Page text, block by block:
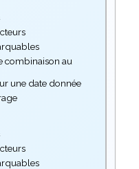
combinaison au
une date donnée